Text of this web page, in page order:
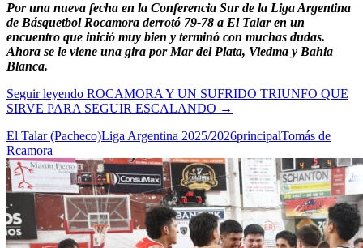
Por una nueva fecha en la Conferencia Sur de la Liga Argentina
de Básquetbol Rocamora derrotó 79-78 a El Talar en un
encuentro que inició muy bien y terminó con muchas dudas.
Ahora se le viene una gira por Mar del Plata, Viedma y Bahia
Blanca.
Seguir leyendo ROCAMORA Y UN SUFRIDO TRIUNFO QUE
SIRVE PARA SEGUIR ESCALANDO →
El Talar (Pacheco)Liga Argentina 2025/2026principalTomás de
Rcamora